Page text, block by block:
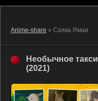
Anime-share » Саяка Ямаи
Необычное такси
(2021)